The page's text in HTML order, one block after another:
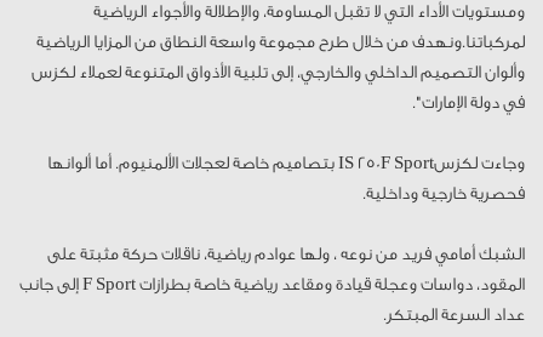
ومستويات الأداء التي لا تقبل المساومة، والإطلالة والأجواء الرياضية
لمركباتنا.ونهدف من خلال طرح مجموعة واسعة النطاق من المزايا الرياضية
وألوان التصميم الداخلي والخارجي، إلى تلبية الأذواق المتنوعة لعملاء لكزس
في دولة الإمارات".
وجاءت لكزسIS 250F Sport بتصاميم خاصة لعجلات الألمنيوم. أما ألوانها
فحصرية خارجية وداخلية.
الشبك أمامي فريد من نوعه ، ولها عوادم رياضية، ناقلات حركة مثبتة على
المقود، دواسات وعجلة قيادة ومقاعد رياضية خاصة بطرازات F Sport إلى جانب
عداد السرعة المبتكر.